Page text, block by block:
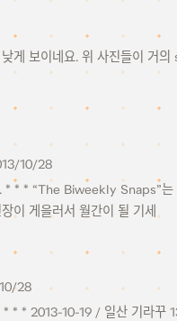
게 보이네요. 위 사진들이 거
10/28
* * * “The Biweekly Snaps”
이 게을러서 월간이 될 기세
28
* 2013-10-19 / 일산 기라꾸